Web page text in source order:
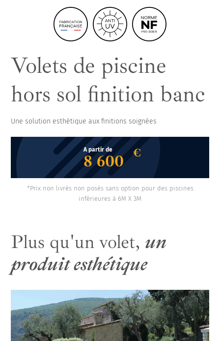
Volets de piscine
hors sol finition banc
Une solution esthétique aux finitions soignées
A partir de
8 600 €
*Prix non livrés non posés sans option pour des piscines
inférieures à 6M X 3M
Plus qu'un volet, un
produit esthétique